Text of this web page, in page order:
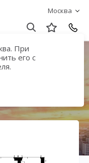
Москва
При
его с